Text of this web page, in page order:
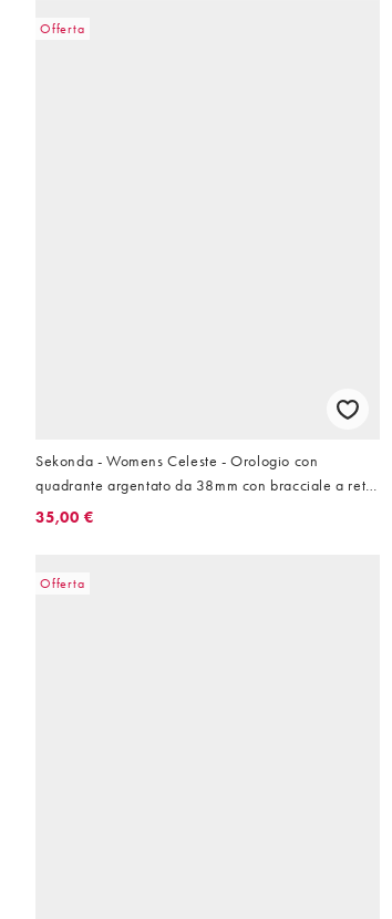
Offerta
Sekonda - Womens Celeste - Orologio con
quadrante argentato da 38mm con bracciale a rete
in acciaio inossidabile
35,00 €
Offerta